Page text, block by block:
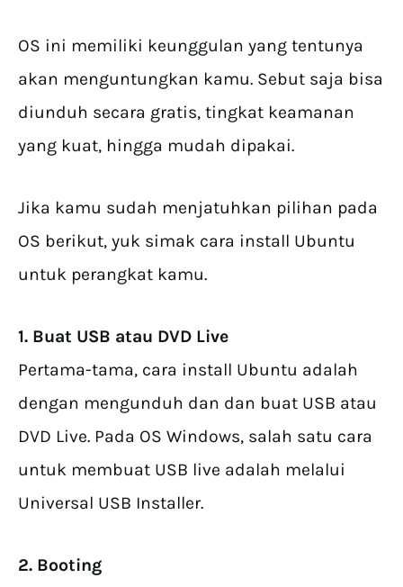
OS ini memiliki keunggulan yang tentunya
akan menguntungkan kamu. Sebut saja bisa
diunduh secara gratis, tingkat keamanan
yang kuat, hingga mudah dipakai.
Jika kamu sudah menjatuhkan pilihan pada
OS berikut, yuk simak cara install Ubuntu
untuk perangkat kamu.
1. Buat USB atau DVD Live
Pertama-tama, cara install Ubuntu adalah
dengan mengunduh dan dan buat USB atau
DVD Live. Pada OS Windows, salah satu cara
untuk membuat USB live adalah melalui
Universal USB Installer.
2. Booting